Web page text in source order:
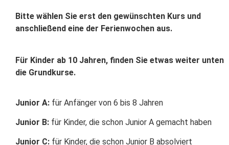
Bitte wählen Sie erst den gewünschten Kurs und
anschließend eine der Ferienwochen aus.
Für Kinder ab 10 Jahren, finden Sie etwas weiter unten
die Grundkurse.
Junior A: für Anfänger von 6 bis 8 Jahren
Junior B: für Kinder, die schon Junior A gemacht haben
Junior C: für Kinder, die schon Junior B absolviert